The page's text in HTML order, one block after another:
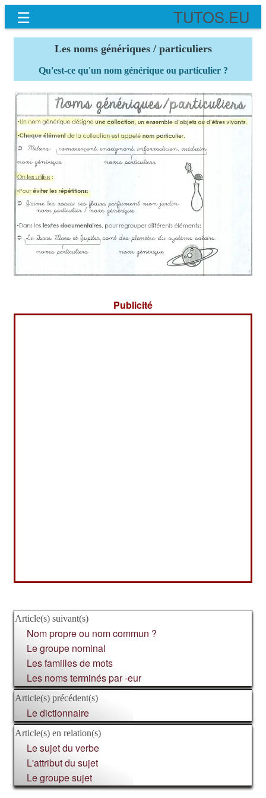
☰ TUTOS.EU
Les noms génériques / particuliers
Qu'est-ce qu'un nom générique ou particulier ?
Publicité
Article(s) suivant(s)
Nom propre ou nom commun ?
Le groupe nominal
Les familles de mots
Les noms terminés par -eur
Article(s) précédent(s)
Le dictionnaire
Article(s) en relation(s)
Le sujet du verbe
L'attribut du sujet
Le groupe sujet